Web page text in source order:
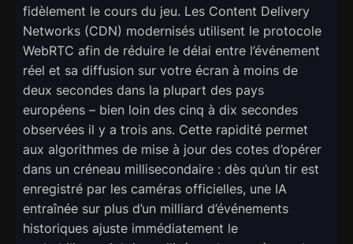
fidèlement le cours du jeu. Les Content Delivery
Networks (CDN) modernisés utilisent le protocole
WebRTC afin de réduire le délai entre l’événement
réel et sa diffusion sur votre écran à moins de
deux secondes dans la plupart des pays
européens – bien loin des cinq à dix secondes
observées il y a trois ans. Cette rapidité permet
aux algorithmes de mise à jour des cotes d’opérer
dans un créneau millisecondaire : dès qu’un tir est
enregistré par les caméras officielles, une IA
entraînée sur plus d’un milliard d’événements
historiques ajuste immédiatement le